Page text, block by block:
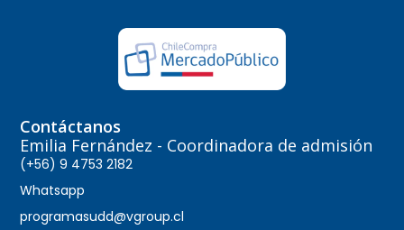
Contáctanos
Emilia Fernández - Coordinadora de admisión
(+56) 9 4753 2182
Whatsapp
programasudd@vgroup.cl